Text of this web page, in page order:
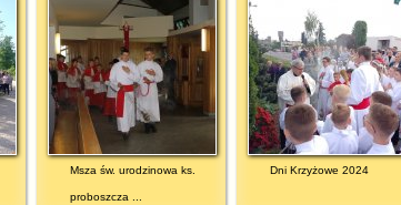
Msza św. urodzinowa ks.
proboszcza ...
Dni Krzyżowe 2024